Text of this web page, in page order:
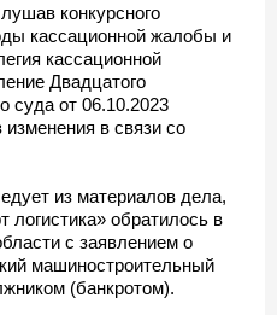
конкурсного
кассационной жалобы и
кассационной
Двадцатого
суда от 06.10.2023
в связи со
из материалов дела,
обратилось в
с заявлением о
машиностроительный
(банкротом).